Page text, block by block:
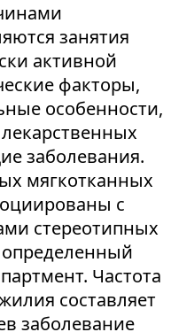
занятия
активной
факторы,
особенности,
заболевания.
мягкотканных
с
стереотипных
Частота
составляет
заболевание